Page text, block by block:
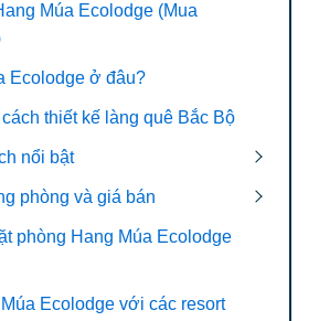
Múa Ecolodge (Mua
Ecolodge ở đâu?
thiết kế làng quê Bắc Bộ
nổi bật
phòng và giá bán
phòng Hang Múa Ecolodge
Ecolodge với các resort